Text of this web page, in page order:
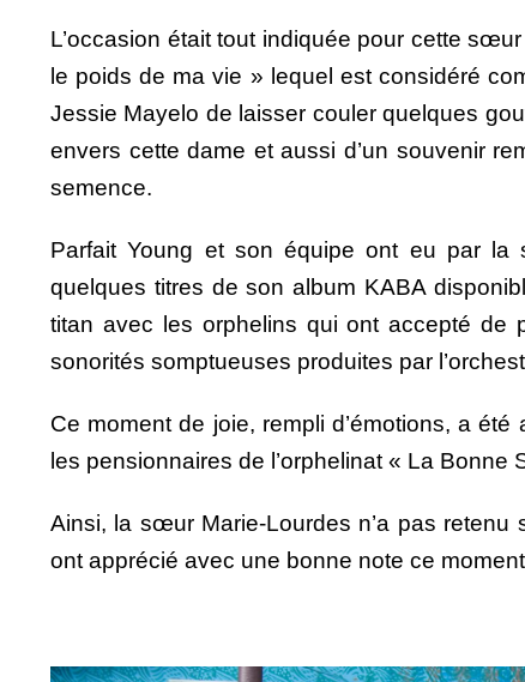
L’occasion était tout indiquée pour cette
le poids de ma vie » lequel est considéré
Jessie Mayelo de laisser couler quelques
envers cette dame et aussi d’un souvenir
semence.
Parfait Young et son équipe ont eu par la
quelques titres de son album KABA
titan avec les orphelins qui ont accepté de
sonorités somptueuses produites par
Ce moment de joie, rempli d’émotions, a
les pensionnaires de l’orphelinat « La Bonne
Ainsi, la sœur Marie-Lourdes n’a pas
ont apprécié avec une bonne note ce